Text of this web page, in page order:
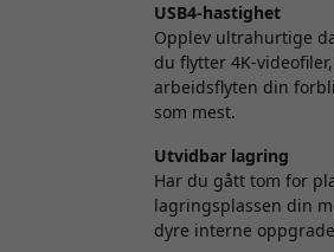
USB4-hastighet
Opplev ultrahurtige
du flytter 4K-
arbeidsflyten din
som mest.
Utvidbar lagring
Har du gått tom for
lagringsplassen din
dyre interne